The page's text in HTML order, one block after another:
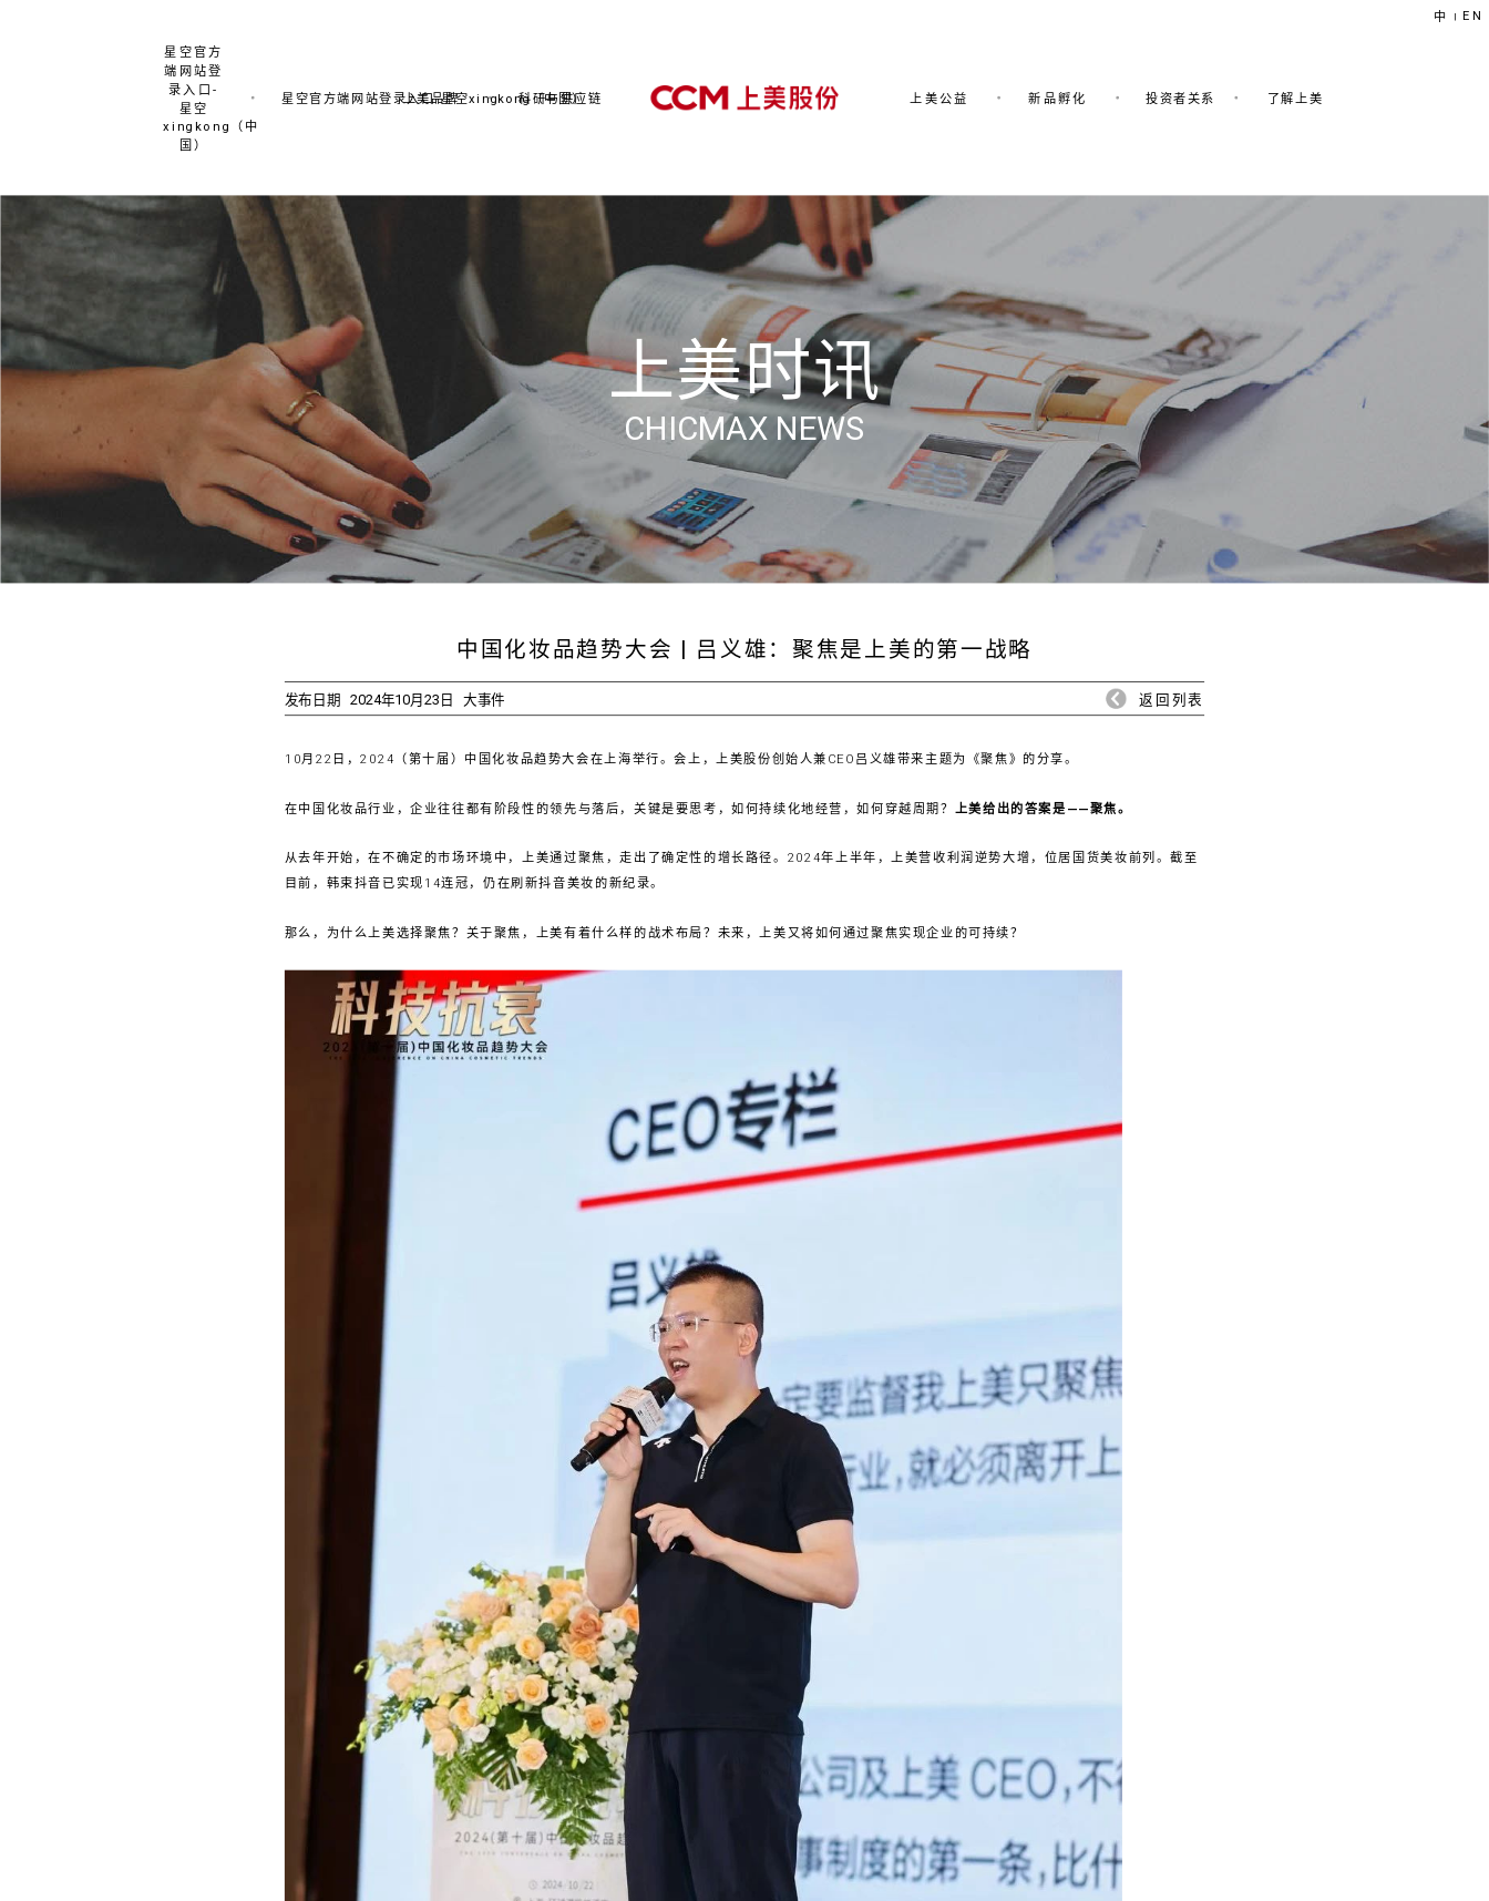
星空官方
端网站登
录入口-
星空
xingkong（中
国）
星空官方端网站登录入口-星空xingkong（中国）
上美品牌 科研与供应链 上美公益 新品孵化 投资者关系 了解上美
中 | EN
上美时讯
CHICMAX NEWS
中国化妆品趋势大会 | 吕义雄：聚焦是上美的第一战略
发布日期 2024年10月23日 大事件 返回列表
10月22日，2024（第十届）中国化妆品趋势大会在上海举行。会上，上美股份创始人兼CEO吕义雄带来主题为《聚焦》的分享。
在中国化妆品行业，企业往往都有阶段性的领先与落后，关键是要思考，如何持续化地经营，如何穿越周期？ 上美给出的答案是——聚焦。
从去年开始，在不确定的市场环境中，上美通过聚焦，走出了确定性的增长路径。2024年上半年，上美营收利润逆势大增，位居国货美妆前列。截至
目前，韩束抖音已实现14连冠，仍在刷新抖音美妆的新纪录。
那么，为什么上美选择聚焦？关于聚焦，上美有着什么样的战术布局？未来，上美又将如何通过聚焦实现企业的可持续？